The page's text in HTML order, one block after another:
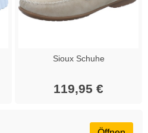
Sioux Schuhe
119,95 €